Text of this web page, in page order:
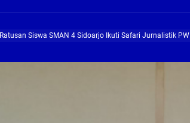
Ratusan Siswa SMAN 4 Sidoarjo Ikuti Safari Jurnalistik PWI